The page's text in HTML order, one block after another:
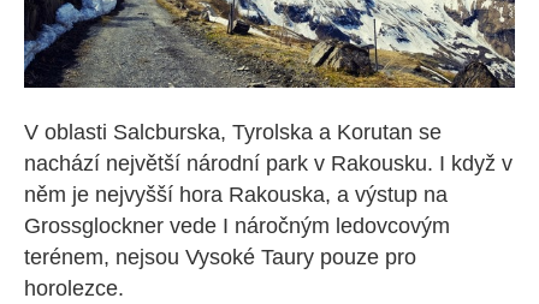
V oblasti Salcburska, Tyrolska a Korutan se
nachází největší národní park v Rakousku. I když v
něm je nejvyšší hora Rakouska, a výstup na
Grossglockner vede I náročným ledovcovým
terénem, nejsou Vysoké Taury pouze pro
horolezce.